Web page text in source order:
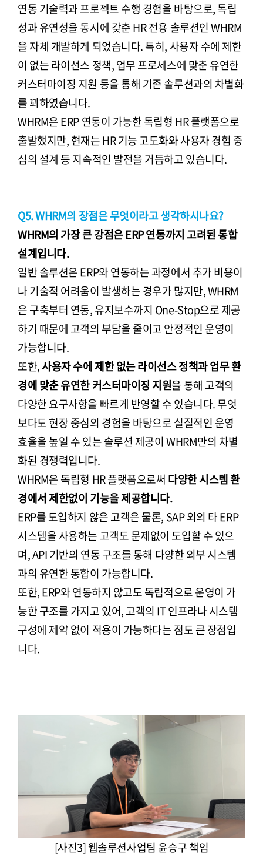
연동 기술력과 프로젝트 수행 경험을 바탕으로, 독립
성과 유연성을 동시에 갖춘 HR 전용 솔루션인 WHRM
을 자체 개발하게 되었습니다. 특히, 사용자 수에 제한
이 없는 라이선스 정책, 업무 프로세스에 맞춘 유연한
커스터마이징 지원 등을 통해 기존 솔루션과의 차별화
를 꾀하였습니다.
WHRM은 ERP 연동이 가능한 독립형 HR 플랫폼으로
출발했지만, 현재는 HR 기능 고도화와 사용자 경험 중
심의 설계 등 지속적인 발전을 거듭하고 있습니다.
Q5. WHRM의 장점은 무엇이라고 생각하시나요?
WHRM의 가장 큰 강점은 ERP 연동까지 고려된 통합
설계입니다.
일반 솔루션은 ERP와 연동하는 과정에서 추가 비용이
나 기술적 어려움이 발생하는 경우가 많지만, WHRM
은 구축부터 연동, 유지보수까지 One-Stop으로 제공
하기 때문에 고객의 부담을 줄이고 안정적인 운영이
가능합니다.
또한,사용자 수에 제한 없는 라이선스 정책과 업무 환
경에 맞춘 유연한 커스터마이징 지원을 통해 고객의
다양한 요구사항을 빠르게 반영할 수 있습니다. 무엇
보다도 현장 중심의 경험을 바탕으로 실질적인 운영
효율을 높일 수 있는 솔루션 제공이 WHRM만의 차별
화된 경쟁력입니다.
WHRM은 독립형 HR 플랫폼으로써 다양한 시스템 환
경에서 제한없이 기능을 제공합니다.
ERP를 도입하지 않은 고객은 물론, SAP 외의 타 ERP
시스템을 사용하는 고객도 문제없이 도입할 수 있으
며, API 기반의 연동 구조를 통해 다양한 외부 시스템
과의 유연한 통합이 가능합니다.
또한, ERP와 연동하지 않고도 독립적으로 운영이 가
능한 구조를 가지고 있어, 고객의 IT 인프라나 시스템
구성에 제약 없이 적용이 가능하다는 점도 큰 장점입
니다.
[사진3] 웹솔루션사업팀 윤승구 책임